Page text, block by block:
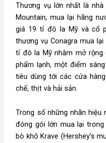
Thương vụ lớn nhất là nhà
Mountain, mua lại hãng
giá 19 tỉ đô la Mỹ và cổ
thương vụ Conagra mua
tỉ đô la Mỹ nhằm mở
phẩm lạnh, một điểm
tiêu dùng tới các cửa
chế, thịt và hải sản.
Trong số những nhãn
đóng gói lớn mua lại
bò khô Krave (Hershey’s